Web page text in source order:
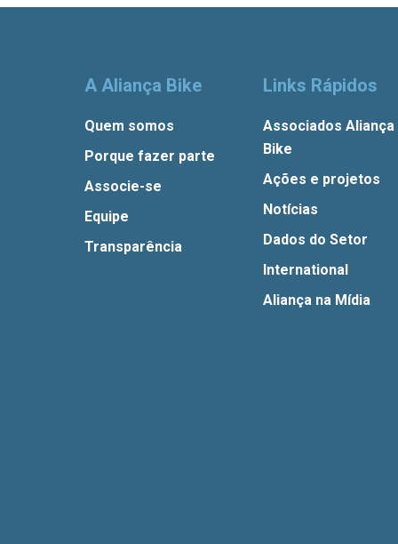
A Aliança Bike
Quem somos
Porque fazer parte
Associe-se
Equipe
Transparência
Links Rápidos
Associados Aliança
Bike
Ações e projetos
Notícias
Dados do Setor
International
Aliança na Mídia